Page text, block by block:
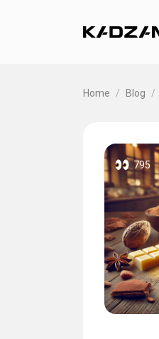
Home / Blog /
795